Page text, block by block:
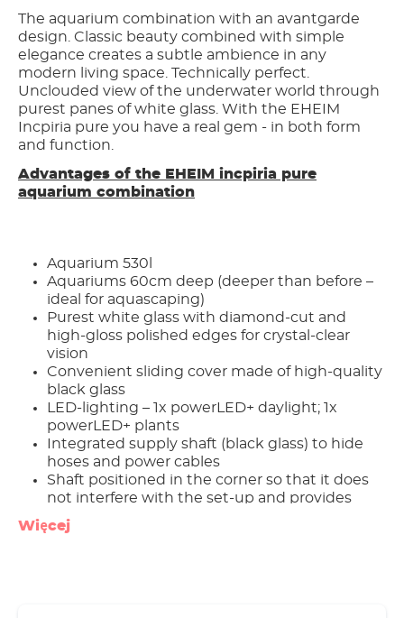
The aquarium combination with an avantgarde
design. Classic beauty combined with simple
elegance creates a subtle ambience in any
modern living space. Technically perfect.
Unclouded view of the underwater world through
purest panes of white glass. With the EHEIM
Incpiria pure you have a real gem - in both form
and function.
Advantages of the EHEIM incpiria pure
aquarium combination
Aquarium 530l
Aquariums 60cm deep (deeper than before –
ideal for aquascaping)
Purest white glass with diamond-cut and
high-gloss polished edges for crystal-clear
vision
Convenient sliding cover made of high-quality
black glass
LED-lighting – 1x powerLED+ daylight; 1x
powerLED+ plants
Integrated supply shaft (black glass) to hide
hoses and power cables
Shaft positioned in the corner so that it does
not interfere with the set-up and provides
even more space for your design.
Water outflow individually configured by
Więcej